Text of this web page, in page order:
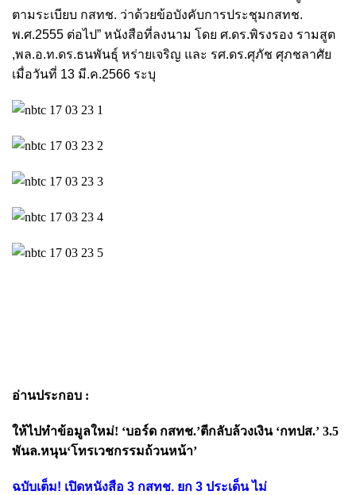
ตามระเบียบ กสทช. ว่าด้วยข้อบังคับการประชุมกสทช.
พ.ศ.2555 ต่อไป” หนังสือที่ลงนาม โดย ศ.ดร.พิรงรอง รามสูต
,พล.อ.ท.ดร.ธนพันธุ์ หร่ายเจริญ และ รศ.ดร.ศุภัช ศุภชลาศัย
เมื่อวันที่ 13 มี.ค.2566 ระบุ
อ่านประกอบ :
ให้ไปทำข้อมูลใหม่! ‘บอร์ด กสทช.’ตีกลับล้วงเงิน ‘กทปส.’ 3.5
พันล.หนุน‘โทรเวชกรรมถ้วนหน้า’
ฉบับเต็ม! เปิดหนังสือ 3 กสทช. ยก 3 ประเด็น ไม่